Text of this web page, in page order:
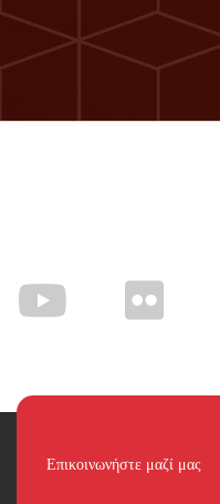
Επικοινωνήστε μαζί μας